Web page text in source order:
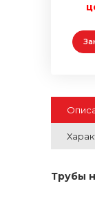
Трубы